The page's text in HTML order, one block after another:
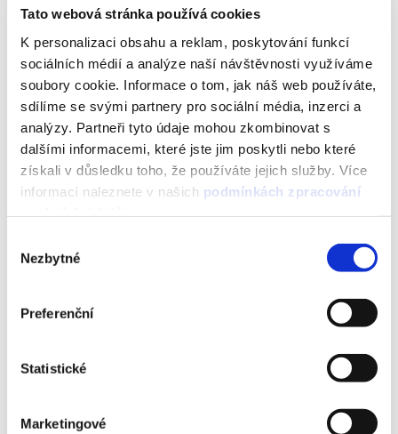
Tato webová stránka používá cookies
K personalizaci obsahu a reklam, poskytování funkcí
sociálních médií a analýze naší návštěvnosti využíváme
soubory cookie. Informace o tom, jak náš web používáte,
sdílíme se svými partnery pro sociální média, inzerci a
analýzy. Partneři tyto údaje mohou zkombinovat s
dalšími informacemi, které jste jim poskytli nebo které
získali v důsledku toho, že používáte jejich služby. Více
informací naleznete v našich podmínkách zpracování
souhlasu
Nezbytné
Preferenční
Statistické
Marketingové
out in the recipient inbox. Make
emails in attractive positions.
I want to be noticed